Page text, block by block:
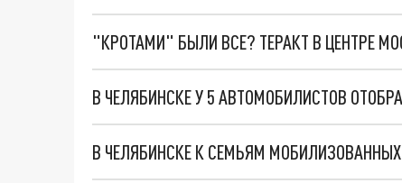
"КРОТАМИ" БЫЛИ ВСЕ? ТЕРАКТ В ЦЕНТРЕ
В ЧЕЛЯБИНСКЕ У 5 АВТОМОБИЛИСТОВ
В ЧЕЛЯБИНСКЕ К СЕМЬЯМ